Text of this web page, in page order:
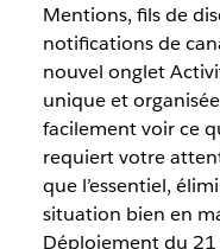
Mentions, fils de
notifications de
nouvel onglet
unique et
facilement voir ce
requiert votre
que l’essentiel,
situation bien en
Déploiement du 21